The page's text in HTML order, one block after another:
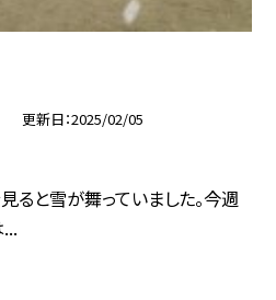
更新日 2025/02/05
ると雪が舞っていました。今週